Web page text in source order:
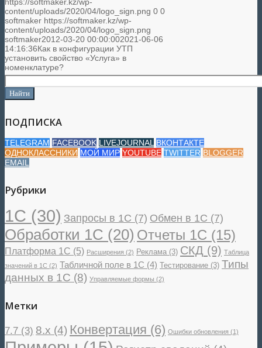
https://softmaker.kz/wp-
content/uploads/2020/04/logo_sign.png 0 0
softmaker https://softmaker.kz/wp-
content/uploads/2020/04/logo_sign.png
softmaker2012-03-20 00:00:002021-06-06
14:16:36Как в конфигурации УТП
установить свойство «Услуга» в
номенклатуре?
ПОДПИСКА
TELEGRAM FACEBOOK LIVEJOURNAL ВКОНТАКТЕ
ОДНОКЛАССНИКИ МОЙ МИР YOUTUBE TWITTER BLOGGER
EMAIL
Рубрики
1С (30) Запросы в 1С (7) Обмен в 1С (7)
Обработки 1С (20) Отчеты 1С (15)
Платформа 1С (5) Расширения (2) Реклама (3) СКД (9) Таблица
значений в 1С (2) Табличной поле в 1С (4) Тестирование (3) Типы
данных в 1С (8) Управляемые формы (2)
Метки
7.7 (3) 8.x (4) Конвертация (6) Ошибки обновления (1)